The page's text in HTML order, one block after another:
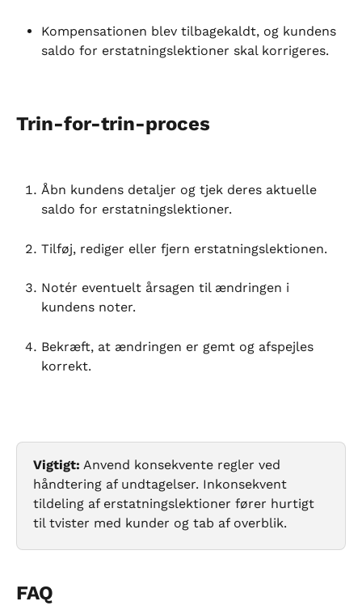
Kompensationen blev tilbagekaldt, og kundens
saldo for erstatningslektioner skal korrigeres.
Trin-for-trin-proces
Åbn kundens detaljer og tjek deres aktuelle
saldo for erstatningslektioner.
Tilføj, rediger eller fjern erstatningslektionen.
Notér eventuelt årsagen til ændringen i
kundens noter.
Bekræft, at ændringen er gemt og afspejles
korrekt.
Vigtigt: Anvend konsekvente regler ved
håndtering af undtagelser. Inkonsekvent
tildeling af erstatningslektioner fører hurtigt
til tvister med kunder og tab af overblik.
FAQ